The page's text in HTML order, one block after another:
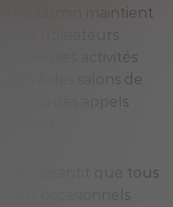
maintient
Les utilisateurs
diverses activités
à des salons de
à des appels
garantit que tous
occasionnels